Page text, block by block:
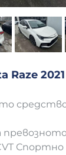
Raze 2021